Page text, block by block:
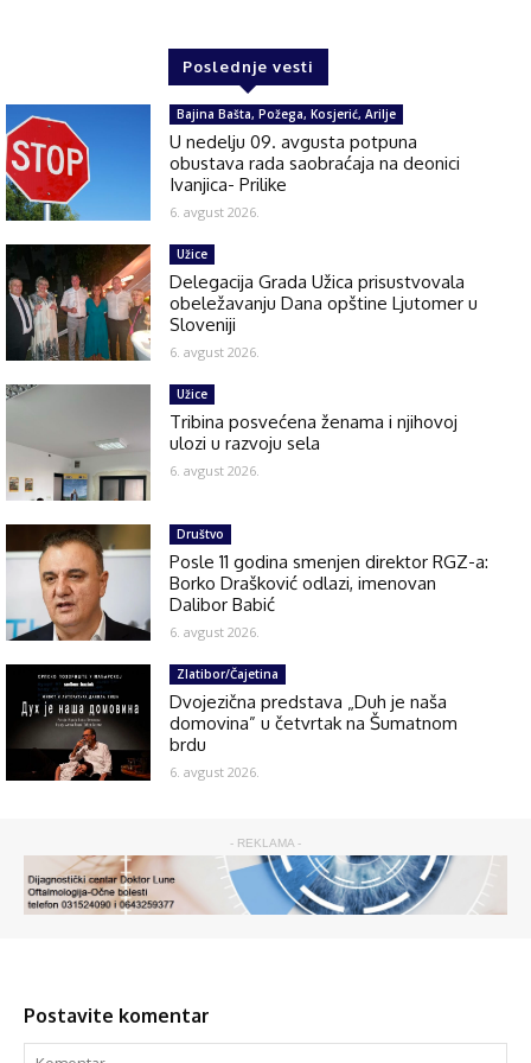
Poslednje vesti
Bajina Bašta, Požega, Kosjerić, Arilje
U nedelju 09. avgusta potpuna
obustava rada saobraćaja na deonici
Ivanjica- Prilike
6. avgust 2026.
Užice
Delegacija Grada Užica prisustvovala
obeležavanju Dana opštine Ljutomer u
Sloveniji
6. avgust 2026.
Užice
Tribina posvećena ženama i njihovoj
ulozi u razvoju sela
6. avgust 2026.
Društvo
Posle 11 godina smenjen direktor RGZ-a:
Borko Drašković odlazi, imenovan
Dalibor Babić
6. avgust 2026.
Zlatibor/Čajetina
Dvojezična predstava „Duh je naša
domovina” u četvrtak na Šumatnom
brdu
6. avgust 2026.
- REKLAMA -
Postavite komentar